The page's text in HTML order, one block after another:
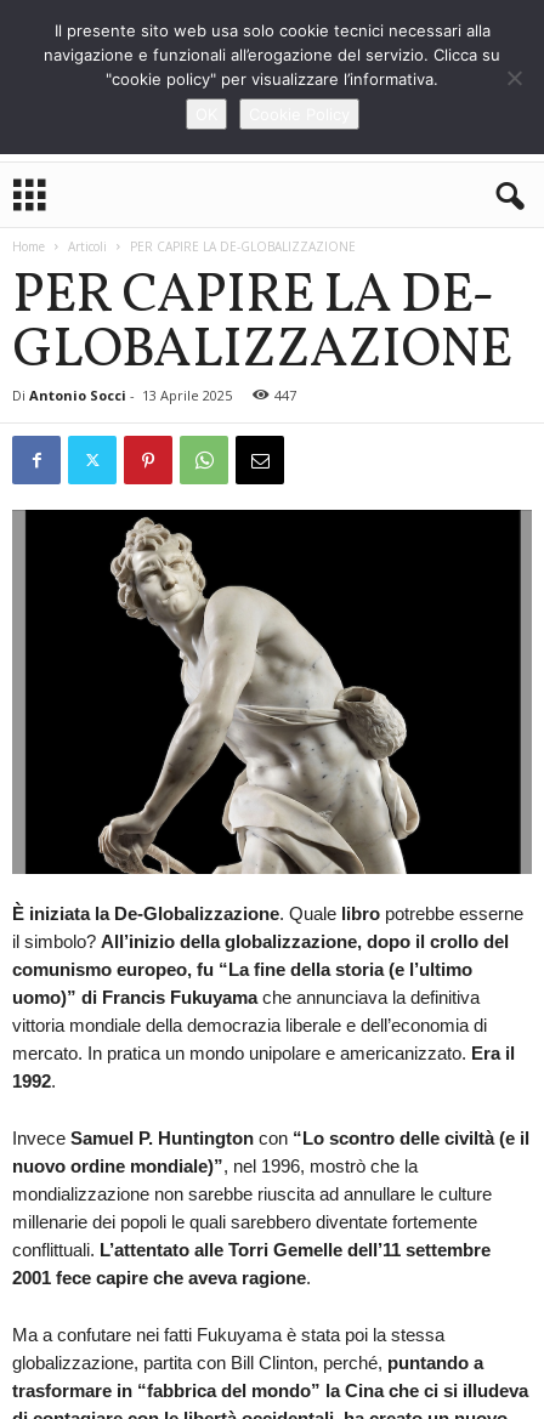
S
o
Home Articoli PER CAPIRE LA DE-GLOBALIZZAZIONE
PER CAPIRE LA DE-
GLOBALIZZAZIONE
Di Antonio Socci - 13 Aprile 2025 447
È iniziata la De-Globalizzazione. Quale libro potrebbe esserne
il simbolo? All’inizio della globalizzazione, dopo il crollo del
comunismo europeo, fu “La fine della storia (e l’ultimo
uomo)” di Francis Fukuyamache annunciava la definitiva
vittoria mondiale della democrazia liberale e dell’economia di
mercato. In pratica un mondo unipolare e americanizzato. Era il
1992.
Invece Samuel P. Huntington con “Lo scontro delle civiltà (e il
nuovo ordine mondiale)”, nel 1996, mostrò che la
mondializzazione non sarebbe riuscita ad annullare le culture
millenarie dei popoli le quali sarebbero diventate fortemente
conflittuali. L’attentato alle Torri Gemelle dell’11 settembre
2001 fece capire che aveva ragione.
Ma a confutare nei fatti Fukuyama è stata poi la stessa
globalizzazione, partita con Bill Clinton, perché, puntando a
trasformare in “fabbrica del mondo” la Cina che ci si illudeva
Il presente sito web usa solo cookie tecnici necessari alla
navigazione e funzionali all’erogazione del servizio. Clicca su
"cookie policy" per visualizzare l’informativa.